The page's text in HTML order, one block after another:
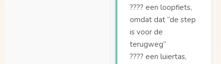
???? een loopfiets,
omdat dat “de step
is voor de
terugweg”
???? een luiertas,